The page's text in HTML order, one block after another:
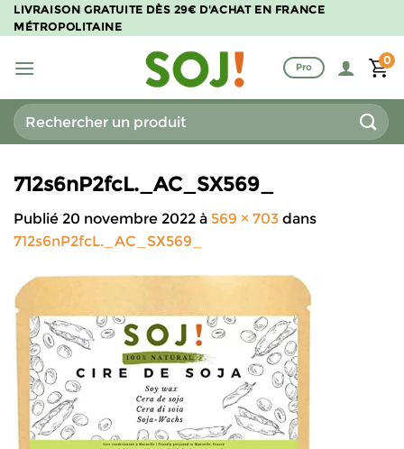
Passer
au
LIVRAISON GRATUITE DÈS 29€ D'ACHAT EN FRANCE
MÉTROPOLITAINE
Pro
0
Recherche
pour :
712s6nP2fcL._AC_SX569_
Publié 20 novembre 2022 à 569 × 703 dans
712s6nP2fcL._AC_SX569_